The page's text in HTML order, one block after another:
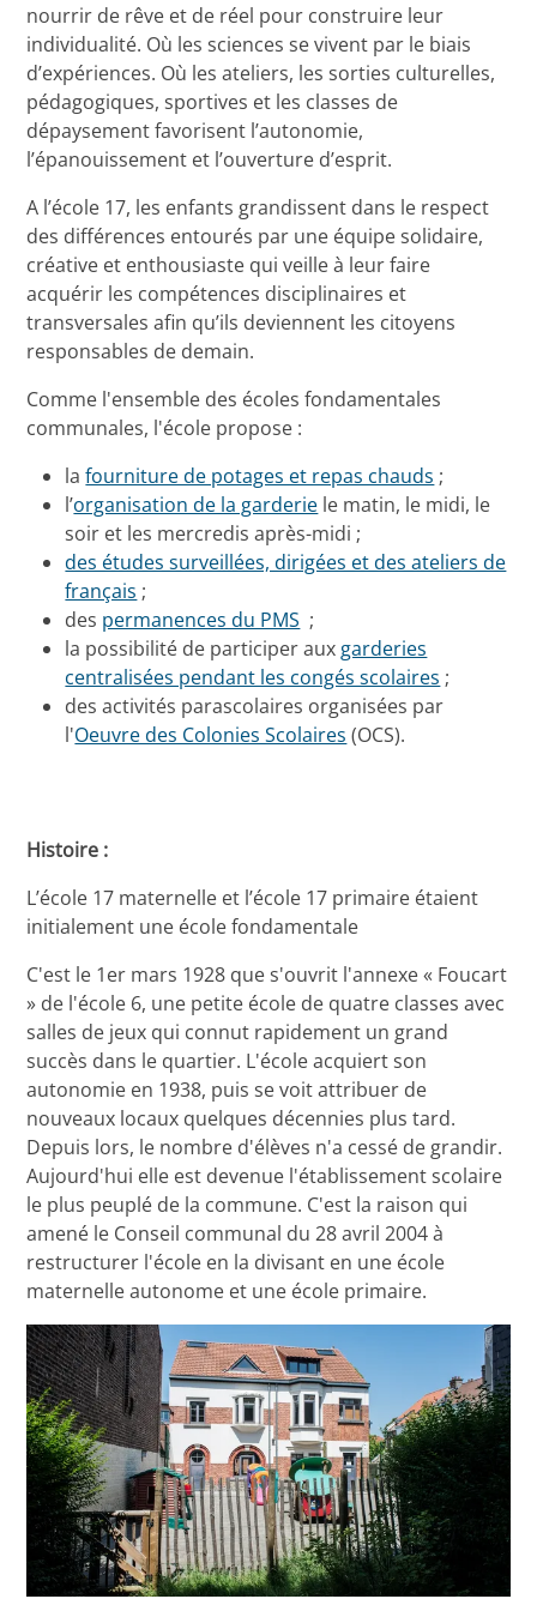
nourrir de rêve et de réel pour construire leur
individualité. Où les sciences se vivent par le biais
d’expériences. Où les ateliers, les sorties culturelles,
pédagogiques, sportives et les classes de
dépaysement favorisent l’autonomie,
l’épanouissement et l’ouverture d’esprit.
A l’école 17, les enfants grandissent dans le respect
des différences entourés par une équipe solidaire,
créative et enthousiaste qui veille à leur faire
acquérir les compétences disciplinaires et
transversales afin qu’ils deviennent les citoyens
responsables de demain.
Comme l'ensemble des écoles fondamentales
communales, l'école propose :
lafourniture de potages et repas chauds ;
l’organisation de la garderie le matin, le midi, le
soir et les mercredis après-midi ;
des études surveillées, dirigées et des ateliers de
français ;
des permanences du PMS ;
la possibilité de participer aux garderies
centralisées pendant les congés scolaires ;
des activités parascolaires organisées par
l'Oeuvre des Colonies Scolaires (OCS).
Histoire :
L’école 17 maternelle et l’école 17 primaire étaient
initialement une école fondamentale
C'est le 1er mars 1928 que s'ouvrit l'annexe « Foucart
» de l'école 6, une petite école de quatre classes avec
salles de jeux qui connut rapidement un grand
succès dans le quartier. L'école acquiert son
autonomie en 1938, puis se voit attribuer de
nouveaux locaux quelques décennies plus tard.
Depuis lors, le nombre d'élèves n'a cessé de grandir.
Aujourd'hui elle est devenue l'établissement scolaire
le plus peuplé de la commune. C'est la raison qui
amené le Conseil communal du 28 avril 2004 à
restructurer l'école en la divisant en une école
maternelle autonome et une école primaire.